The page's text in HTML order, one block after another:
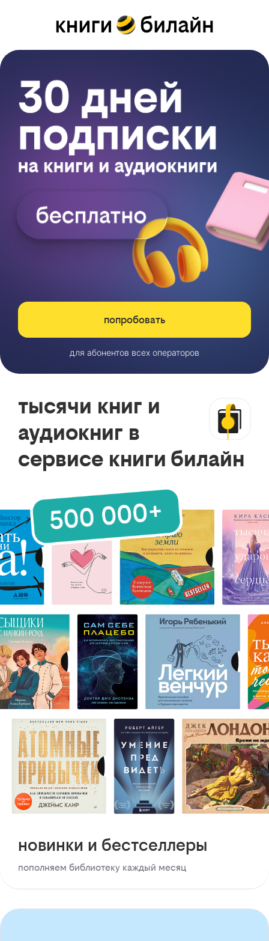
попробовать
для абонентов всех операторов
тысячи книг и
аудиокниг в
сервисе книги билайн
новинки и бестселлеры
пополняем библиотеку каждый месяц